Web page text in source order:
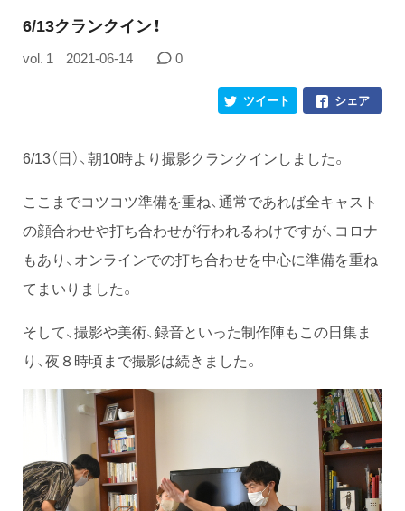
6/13クランクイン！
vol. 1 2021-06-14 0
シェア
ツイート
6/13（日）、朝10時より撮影クランクインしました。
ここまでコツコツ準備を重ね、通常であれば全キャスト
の顔合わせや打ち合わせが行われるわけですが、コロナ
もあり、オンラインでの打ち合わせを中心に準備を重ね
てまいりました。
そして、撮影や美術、録音といった制作陣もこの日集ま
り、夜８時頃まで撮影は続きました。